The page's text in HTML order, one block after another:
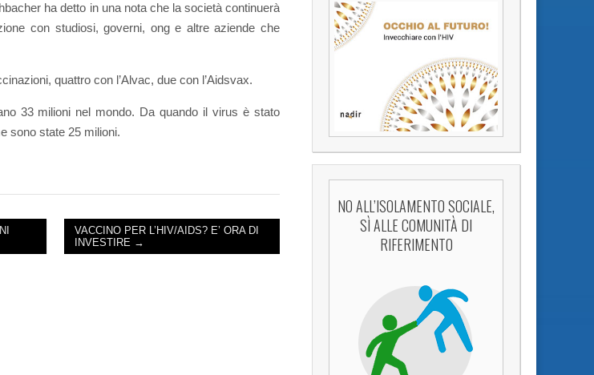
ha detto in una nota che la società continuerà
con studiosi, governi, ong e altre aziende che
quattro con l’Alvac, due con l’Aidsvax.
33 milioni nel mondo. Da quando il virus è stato
sono state 25 milioni.
VACCINO PER L’HIV/AIDS? E’ ORA DI
INVESTIRE →
NO ALL’ISOLAMENTO SOCIALE,
SÌ ALLE COMUNITÀ DI
RIFERIMENTO